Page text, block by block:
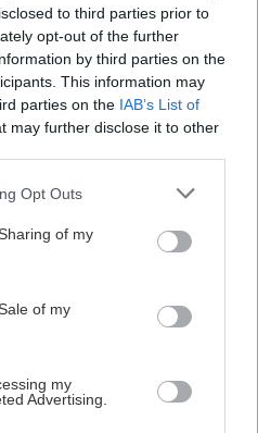
to third parties prior to
opt-out of the further
by third parties on the
This information may
parties on the IAB’s List of
may further disclose it to other
Opt Outs
of my
of my
my
Advertising.
Hory a mesto v 13